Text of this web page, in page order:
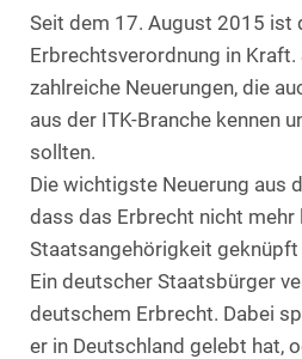
Seit dem 17. August 2015 ist
Erbrechtsverordnung in Kraft.
zahlreiche Neuerungen, die
aus der ITK-Branche kennen
sollten.
Die wichtigste Neuerung aus
dass das Erbrecht nicht mehr
Staatsangehörigkeit geknüpft
Ein deutscher Staatsbürger
deutschem Erbrecht. Dabei
er in Deutschland gelebt hat,